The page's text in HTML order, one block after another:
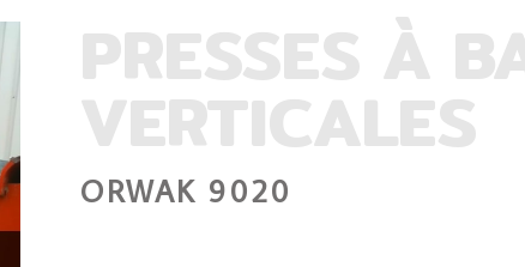
PRESSES À
VERTICALES
ORWAK 9020